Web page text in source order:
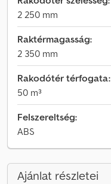
2 250 mm
Raktérmagasság:
2 350 mm
Rakodótér térfogata:
50 m³
Felszereltség:
ABS
Ajánlat részletei